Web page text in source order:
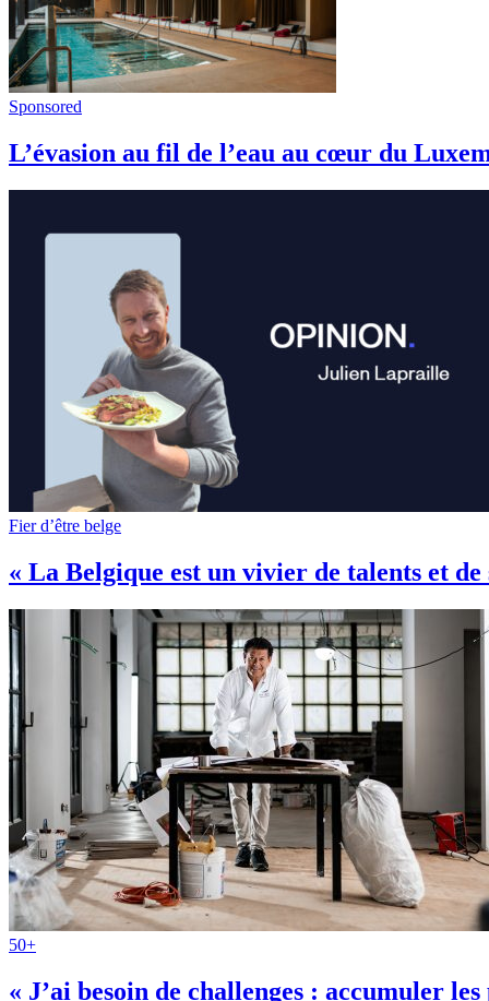
Sponsored
L’évasion au fil de l’eau au cœur du
Fier d’être belge
« La Belgique est un vivier de talents et de
50+
« J’ai besoin de challenges : accumuler